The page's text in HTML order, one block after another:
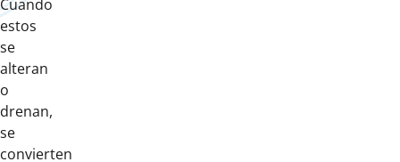
Cuando
estos
se
alteran
o
drenan,
se
convierten